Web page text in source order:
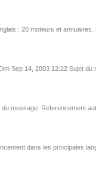
: 20 moteurs et
Sep 14, 2003 12:22 Sujet
message: Referencement
dans les principales